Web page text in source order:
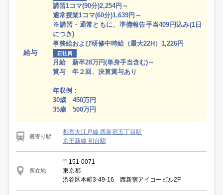
給与
講習1コマ(90分)2,254円～
通常授業1コマ(60分)1,639円～
※講習・通常ともに、準備報告手当409円込み(1日
につき)
事務給および研修中時給（最大22H）1,226円
正社員
月給 新卒28万円(単身手当含む)～
賞与 年２回、決算賞与あり
年収例：
30歳 450万円
35歳 500万円
最寄り駅
都営大江戸線 西新宿五丁目駅
京王新線 初台駅
所在地
〒151-0071
東京都
渋谷区本町3-49-16 西新宿アイコービル2F